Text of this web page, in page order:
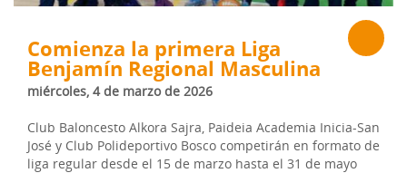
Comienza la primera Liga
Benjamín Regional Masculina
miércoles, 4 de marzo de 2026
Club Baloncesto Alkora Sajra, Paideia Academia Inicia-San
José y Club Polideportivo Bosco competirán en formato de
liga regular desde el 15 de marzo hasta el 31 de mayo